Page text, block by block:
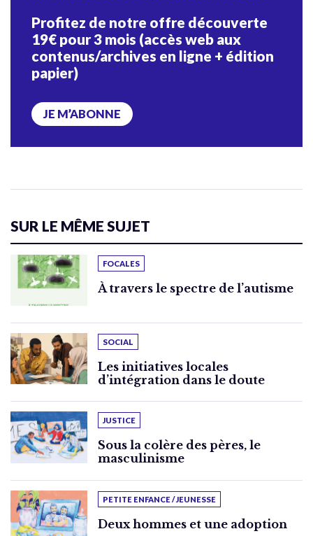
Profitez de notre offre découverte
19€ pour 3 mois (accès web aux
contenus/archives en ligne + édition
papier)
JE M’ABONNE
SUR LE MÊME SUJET
FOCALES
À travers le spectre de l’autisme
SOCIAL
Les initiatives locales
d’intégration dans le doute
JUSTICE
Sous la colère des pères, le
masculinisme
PETITE ENFANCE / JEUNESSE
Deux hommes et une adoption